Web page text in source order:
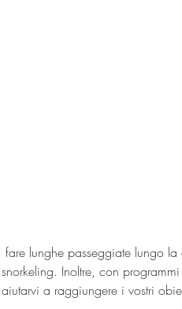
snorkeling. Inoltre, con
aiutarvi a raggiungere i vostri